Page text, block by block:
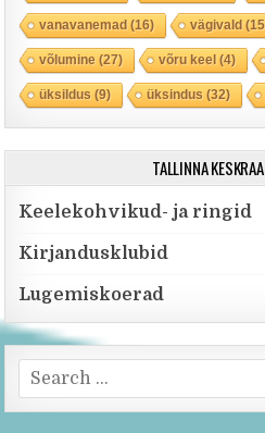
vanavanemad(16) vägivald
võlumine (27) võru keel(4)
üksildus (9) üksindus (32)
TALLINNA
Keelekohvikud- ja ringid
Kirjandusklubid
Lugemiskoerad
Search for: